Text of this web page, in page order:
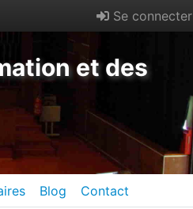
Se connecter
et des
Blog Contact